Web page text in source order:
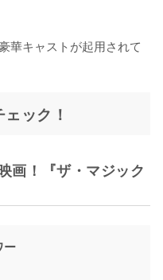
華キャストが起用されて
ック！
画！『ザ・マジック
ー